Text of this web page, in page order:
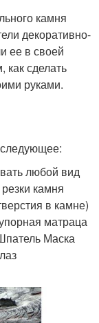
камня
декоративно-
ее в своей
сделать
руками.
любой вид
камня
в камне)
матраца
Маска